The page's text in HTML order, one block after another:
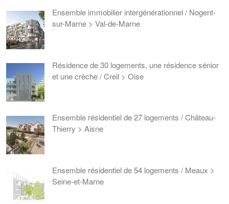
Ensemble immobilier intergénérationnel / Nogent-
sur-Marne > Val-de-Marne
Résidence de 30 logements, une résidence sénior
et une crèche / Creil > Oise
Ensemble résidentiel de 27 logements / Château-
Thierry > Aisne
Ensemble résidentiel de 54 logements / Meaux >
Seine-et-Marne